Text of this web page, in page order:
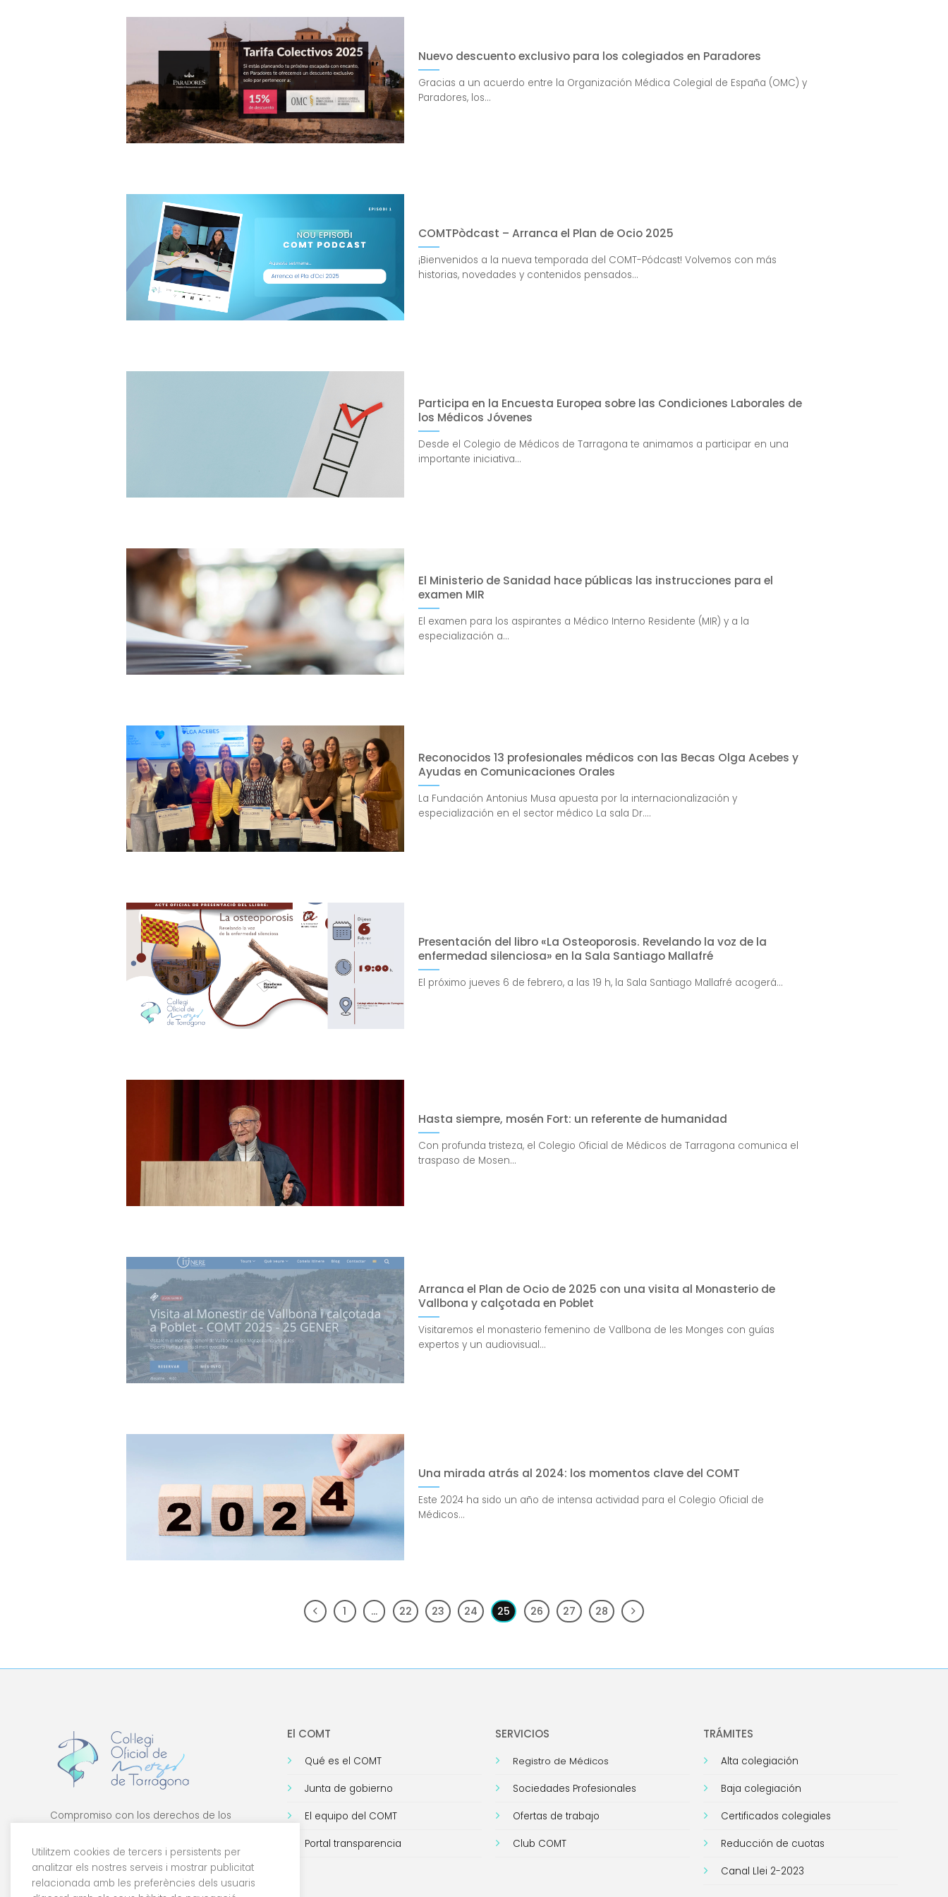
Nuevo descuento exclusivo para los colegiados en Paradores
Gracias a un acuerdo entre la Organización Médica Colegial de España (OMC) y
Paradores, los...
COMTPòdcast – Arranca el Plan de Ocio 2025
¡Bienvenidos a la nueva temporada del COMT-Pódcast! Volvemos con más
historias, novedades y contenidos pensados...
Participa en la Encuesta Europea sobre las Condiciones Laborales de
los Médicos Jóvenes
Desde el Colegio de Médicos de Tarragona te animamos a participar en una
importante iniciativa...
El Ministerio de Sanidad hace públicas las instrucciones para el
examen MIR
El examen para los aspirantes a Médico Interno Residente (MIR) y a la
especialización a...
Reconocidos 13 profesionales médicos con las Becas Olga Acebes y
Ayudas en Comunicaciones Orales
La Fundación Antonius Musa apuesta por la internacionalización y
especialización en el sector médico La sala Dr....
Presentación del libro «La Osteoporosis. Revelando la voz de la
enfermedad silenciosa» en la Sala Santiago Mallafré
El próximo jueves 6 de febrero, a las 19 h, la Sala Santiago Mallafré acogerá...
Hasta siempre, mosén Fort: un referente de humanidad
Con profunda tristeza, el Colegio Oficial de Médicos de Tarragona comunica el
traspaso de Mosen...
Arranca el Plan de Ocio de 2025 con una visita al Monasterio de
Vallbona y calçotada en Poblet
Visitaremos el monasterio femenino de Vallbona de les Monges con guías
expertos y un audiovisual...
Una mirada atrás al 2024: los momentos clave del COMT
Este 2024 ha sido un año de intensa actividad para el Colegio Oficial de
Médicos...
1 … 22 23 24 25 26 27 28
Compromiso con los derechos de los
la tecnología.
El COMT
Qué es el COMT
Junta de gobierno
El equipo del COMT
Portal transparencia
SERVICIOS
Registro de Médicos
Sociedades Profesionales
Ofertas de trabajo
Club COMT
TRÁMITES
Alta colegiación
Baja colegiación
Certificados colegiales
Reducción de cuotas
Canal Llei 2-2023
Utilitzem cookies de tercers i persistents per
analitzar els nostres serveis i mostrar publicitat
relacionada amb les preferències dels usuaris